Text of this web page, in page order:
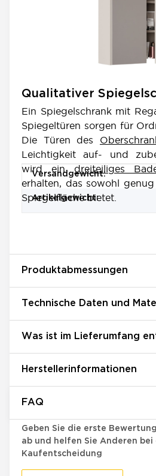
Qualitativer
Ein Spiegelschrank mit
Spiegeltüren sorgen für
Die Türen des
Leichtigkeit auf- und
wird ein dreiteiliges
erhalten, das sowohl
Spiegelfläche bietet.
Produkteigenschaft
Wert
Versandgewicht:
Artikelgewicht:
Produktabmessungen
Technische Daten und
Was ist im Lieferumfang
Herstellerinformationen
FAQ
Geben Sie die erste
ab und helfen Sie Anderen bei
Kaufentscheidung